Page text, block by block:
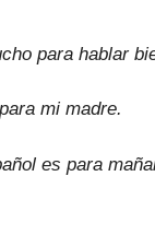
para hablar
mi madre.
es para